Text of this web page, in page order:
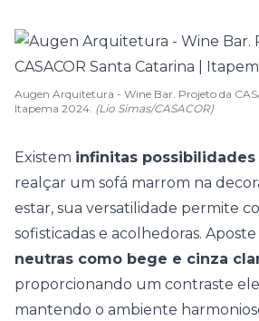
Augen Arquitetura - Wine Bar. Projeto da
Itapema 2024. (Lio Simas/CASACOR)
Existem infinitas
realçar um sofá marrom na
estar, sua versatilidade permite
sofisticadas e acolhedoras.
neutras como bege e cinza
proporcionando um contraste
mantendo o ambiente